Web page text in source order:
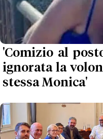
'Comizio al
ignorata la
stessa Monica'